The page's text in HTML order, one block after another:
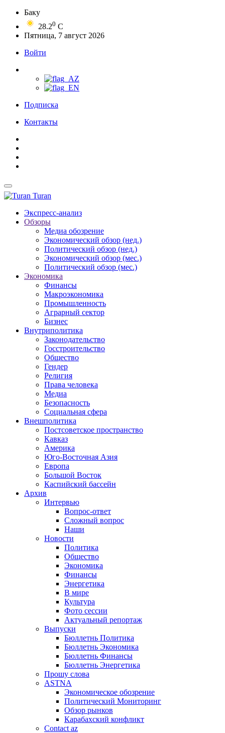
Баку
28.20 C
Пятница, 7 август 2026
Войти
Подписка
Контакты
Turan
Экспресс-анализ
Обзоры
Медиа обозрение
Экономический обзор (нед.)
Политический обзор (нед.)
Экономический обзор (мес.)
Политический обзор (мес.)
Экономика
Финансы
Макроэкономика
Промышленность
Аграрный сектор
Бизнес
Внутриполитика
Законодательство
Госстроительство
Общество
Гендер
Религия
Права человека
Медиа
Безопасность
Социальная сфера
Внешполитика
Постсоветское пространство
Кавказ
Америка
Юго-Восточная Азия
Европа
Большой Восток
Каспийский бассейн
Архив
Интервью
Вопрос-ответ
Сложный вопрос
Наши
Новости
Политика
Общество
Экономика
Финансы
Энергетика
В мире
Культура
Фото сессии
Актуальный репортаж
Выпуски
Бюллетнь Политика
Бюллетнь Экономика
Бюллетнь Финансы
Бюллетнь Энергетика
Прошу слова
ASTNA
Экономическое обозрение
Политический Мониторинг
Обзор рынков
Карабахский конфликт
Contact az